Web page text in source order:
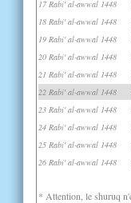
17 Rabi' al-awwal 1448
18 Rabi' al-awwal 1448
19 Rabi' al-awwal 1448
20 Rabi' al-awwal 1448
21 Rabi' al-awwal 1448
22 Rabi' al-awwal 1448
23 Rabi' al-awwal 1448
24 Rabi' al-awwal 1448
25 Rabi' al-awwal 1448
26 Rabi' al-awwal 1448
* Attention, le shuruq